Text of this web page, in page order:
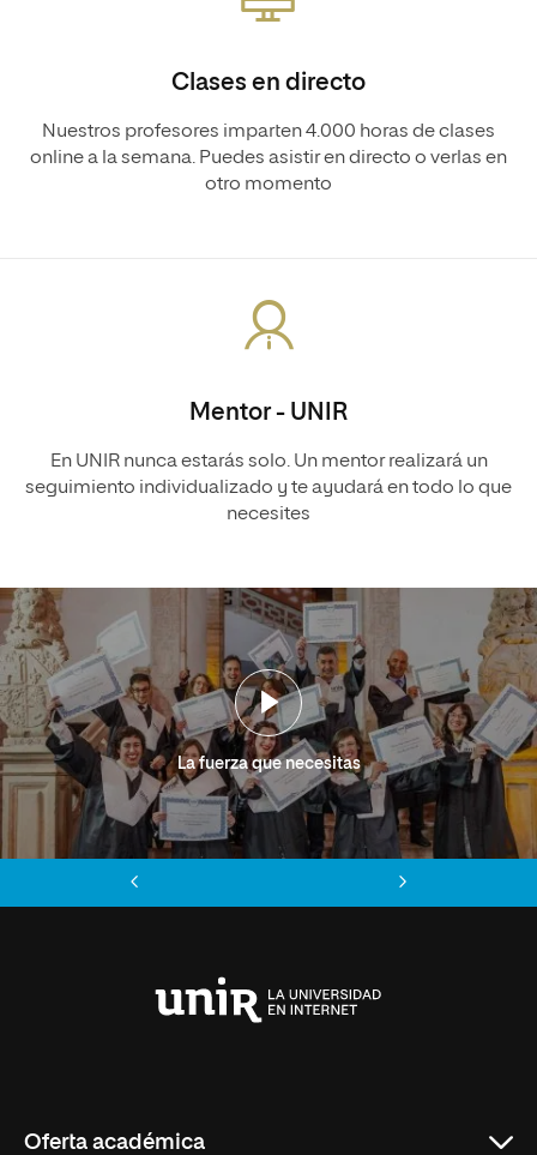
Clases en directo
Nuestros profesores imparten 4.000 horas de clases
online a la semana. Puedes asistir en directo o verlas en
otro momento
Mentor - UNIR
En UNIR nunca estarás solo. Un mentor realizará un
seguimiento individualizado y te ayudará en todo lo que
necesites
La fuerza que necesitas
Oferta académica